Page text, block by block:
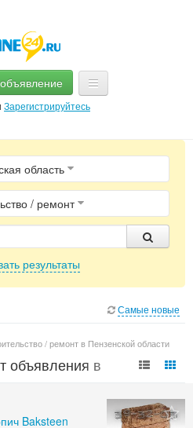
Зарегистрируйтесь
Услуги
область
/ ремонт
результаты
Самые новые
/ ремонт в Пензенской области
объявления в
Baksteen